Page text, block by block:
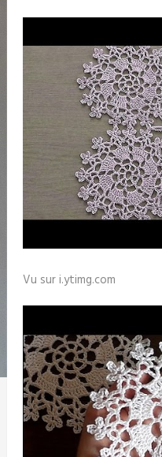
Vu sur i.ytimg.com